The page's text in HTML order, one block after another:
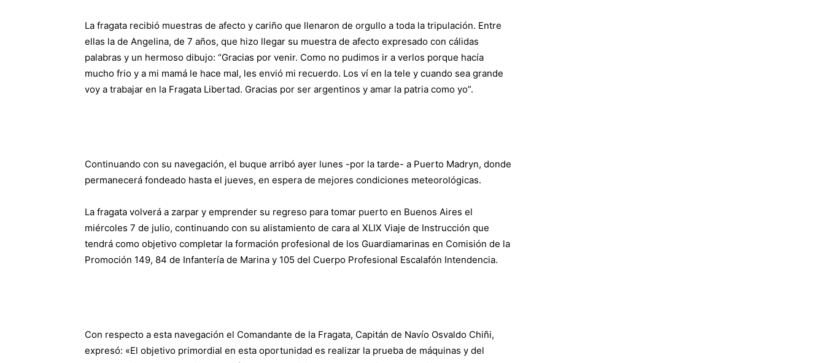
La fragata recibió muestras de afecto y cariño que llenaron de orgullo a toda la tripulación. Entre
ellas la de Angelina, de 7 años, que hizo llegar su muestra de afecto expresado con cálidas
palabras y un hermoso dibujo: “Gracias por venir. Como no pudimos ir a verlos porque hacía
mucho frio y a mi mamá le hace mal, les envió mi recuerdo. Los ví en la tele y cuando sea grande
voy a trabajar en la Fragata Libertad. Gracias por ser argentinos y amar la patria como yo”.
Continuando con su navegación, el buque arribó ayer lunes -por la tarde- a Puerto Madryn, donde
permanecerá fondeado hasta el jueves, en espera de mejores condiciones meteorológicas.
La fragata volverá a zarpar y emprender su regreso para tomar puerto en Buenos Aires el
miércoles 7 de julio, continuando con su alistamiento de cara al XLIX Viaje de Instrucción que
tendrá como objetivo completar la formación profesional de los Guardiamarinas en Comisión de la
Promoción 149, 84 de Infantería de Marina y 105 del Cuerpo Profesional Escalafón Intendencia.
Con respecto a esta navegación el Comandante de la Fragata, Capitán de Navío Osvaldo Chiñi,
expresó: «El objetivo primordial en esta oportunidad es realizar la prueba de máquinas y del